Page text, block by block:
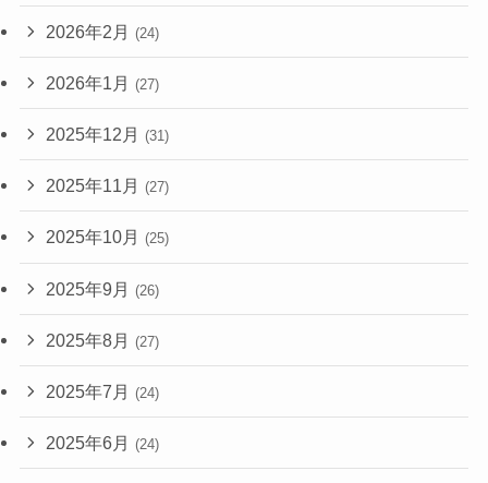
2026年2月 (24)
2026年1月 (27)
2025年12月 (31)
2025年11月 (27)
2025年10月 (25)
2025年9月 (26)
2025年8月 (27)
2025年7月 (24)
2025年6月 (24)